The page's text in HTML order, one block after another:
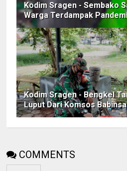
Kodim Sragen - Sembako
Warga Terdampak
Kodim Sragen - Bengkel
Luput Dari Komsos
COMMENTS